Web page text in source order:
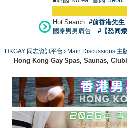
Hot Search: #前香港先
國泰男男廣告
#【恐同
HKGAY 同志資訊平台 › Main Discussions 主
Hong Kong Gay Spas, Saunas,